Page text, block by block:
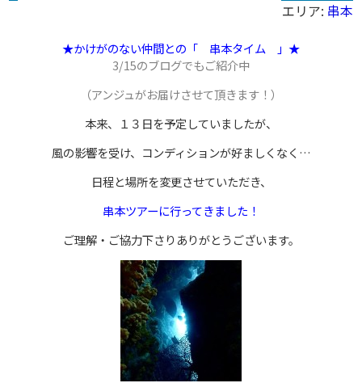
エリア: 串本
★かけがのない仲間との「 串本タイム 」★
3/15のブログでもご紹介中
（アンジュがお届けさせて頂きます！）
本来、１３日を予定していましたが、
風の影響を受け、コンディションが好ましくなく…
日程と場所を変更させていただき、
串本ツアーに行ってきました！
ご理解・ご協力下さりありがとうございます。